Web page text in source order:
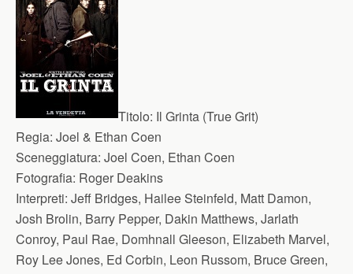
Titolo: Il Grinta (True Grit)
Regia: Joel & Ethan Coen
Sceneggiatura: Joel Coen, Ethan Coen
Fotografia: Roger Deakins
Interpreti: Jeff Bridges, Hailee Steinfeld, Matt Damon,
Josh Brolin, Barry Pepper, Dakin Matthews, Jarlath
Conroy, Paul Rae, Domhnall Gleeson, Elizabeth Marvel,
Roy Lee Jones, Ed Corbin, Leon Russom, Bruce Green,